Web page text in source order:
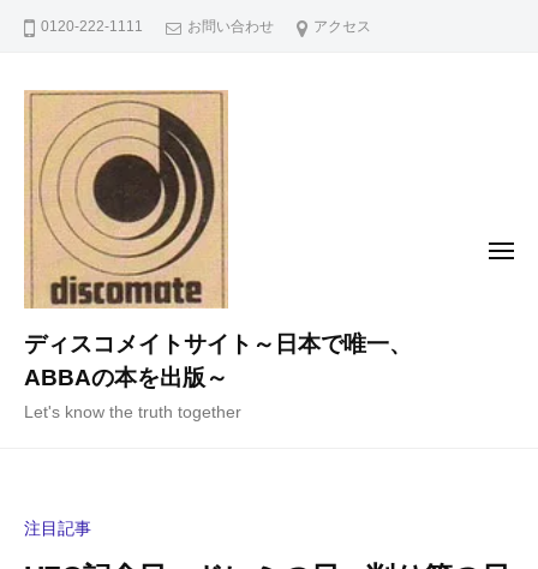
0120-222-1111 お問い合わせ アクセス
ディスコメイトサイト～日本で唯一、
ABBAの本を出版～
Let's know the truth together
メ
注目記事